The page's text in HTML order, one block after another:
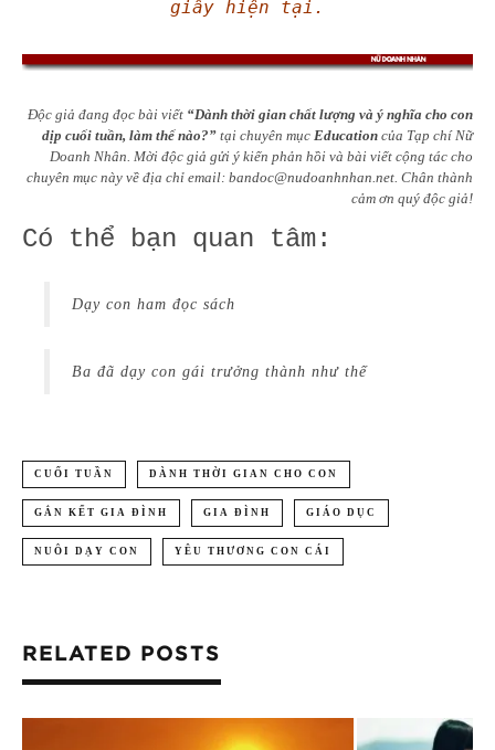
giây hiện tại.
Độc giả đang đọc bài viết “Dành thời gian chất lượng và ý nghĩa cho con
dịp cuối tuần, làm thế nào?” tại chuyên mục Education của Tạp chí Nữ
Doanh Nhân. Mời độc giả gửi ý kiến phản hồi và bài viết cộng tác cho
chuyên mục này về địa chỉ email: bandoc@nudoanhnhan.net. Chân thành
cảm ơn quý độc giả!
Có thể bạn quan tâm:
Dạy con ham đọc sách
Ba đã dạy con gái trưởng thành như thế
CUỐI TUẦN DÀNH THỜI GIAN CHO CON
GẮN KẾT GIA ĐÌNH GIA ĐÌNH GIÁO DỤC
NUÔI DẠY CON YÊU THƯƠNG CON CÁI
RELATED POSTS